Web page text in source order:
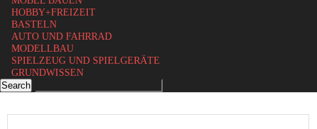
HOBBY+FREIZEIT
BASTELN
AUTO UND FAHRRAD
MODELLBAU
SPIELZEUG UND SPIELGERÄTE
GRUNDWISSEN